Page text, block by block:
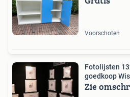
Voorschoten
Fotolijsten
goedkoop
Zie